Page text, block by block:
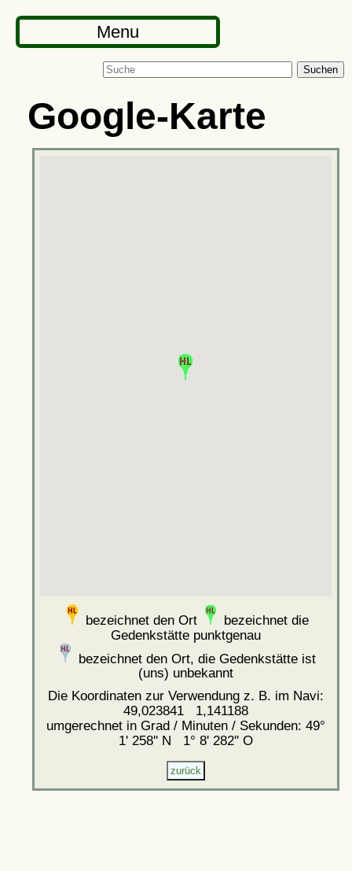
Menu
Suchen
Google-Karte
bezeichnet den Ort
bezeichnet die
Gedenkstätte punktgenau
bezeichnet den Ort, die Gedenkstätte ist
(uns) unbekannt
Die Koordinaten zur Verwendung z. B. im Navi:
49,023841 1,141188
umgerechnet in Grad / Minuten / Sekunden: 49°
1' 258'' N 1° 8' 282'' O